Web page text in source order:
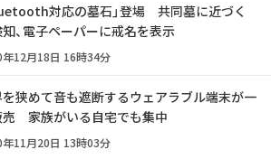
対応の墓石」登場 共同墓に近づく
知、電子ペーパーに戒名を表示
年12月18日 16時34分
狭めて音も遮断するウェアラブル端末が一
売 家族がいる自宅でも集中
年11月20日 13時03分